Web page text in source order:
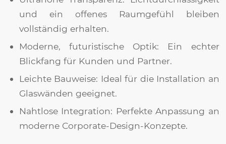
und ein offenes Raumgefühl bleiben
vollständig erhalten.
Moderne, futuristische Optik: Ein echter
Blickfang für Kunden und Partner.
Leichte Bauweise: Ideal für die Installation an
Glaswänden geeignet.
Nahtlose Integration: Perfekte Anpassung an
moderne Corporate-Design-Konzepte.